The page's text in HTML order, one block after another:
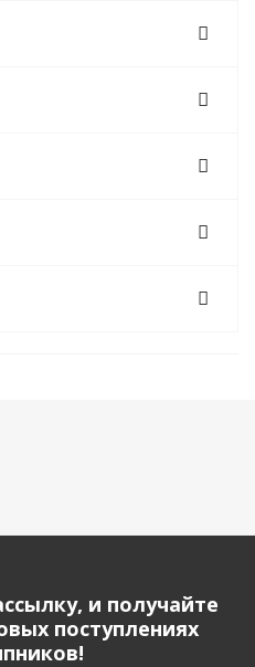
и получайте
поступлениях